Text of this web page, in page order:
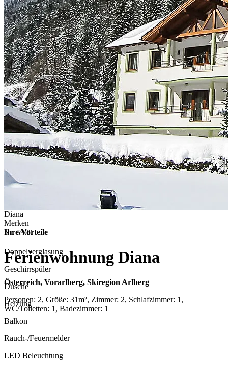
Diana
Merken
Nr.5969
Ferienwohnung Diana
Österreich, Vorarlberg, Skiregion Arlberg
Personen: 2, Größe: 31m², Zimmer: 2, Schlafzimmer: 1,
WC/Toiletten: 1, Badezimmer: 1
Ihre Vorteile
Doppelverglasung
Geschirrspüler
Dusche
Heizung
Balkon
Rauch-/Feuermelder
LED Beleuchtung